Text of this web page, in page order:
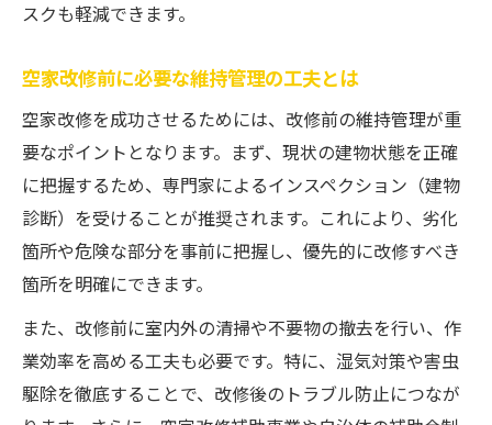
スクも軽減できます。
空家改修前に必要な維持管理の工夫とは
空家改修を成功させるためには、改修前の維持管理が重
要なポイントとなります。まず、現状の建物状態を正確
に把握するため、専門家によるインスペクション（建物
診断）を受けることが推奨されます。これにより、劣化
箇所や危険な部分を事前に把握し、優先的に改修すべき
箇所を明確にできます。
また、改修前に室内外の清掃や不要物の撤去を行い、作
業効率を高める工夫も必要です。特に、湿気対策や害虫
駆除を徹底することで、改修後のトラブル防止につなが